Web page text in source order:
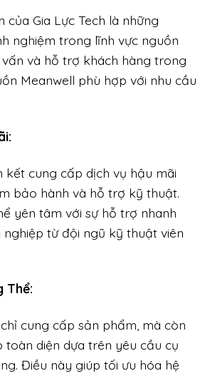
của Gia Lực Tech là những
nghiệm trong lĩnh vực nguồn
vấn và hỗ trợ khách hàng trong
Meanwell phù hợp với nhu cầu
kết cung cấp dịch vụ hậu mãi
bảo hành và hỗ trợ kỹ thuật.
yên tâm với sự hỗ trợ nhanh
từ đội ngũ kỹ thuật viên
Thể:
cung cấp sản phẩm, mà còn
toàn diện dựa trên yêu cầu cụ
Điều này giúp tối ưu hóa hệ